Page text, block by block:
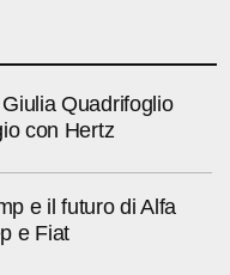
Quadrifoglio
con Hertz
e il futuro di Alfa
e Fiat